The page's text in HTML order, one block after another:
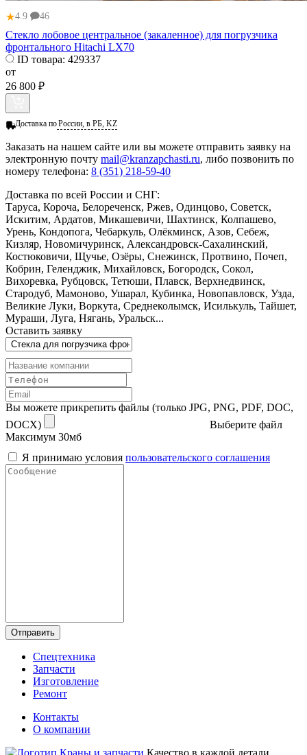
★4.9 46
Стекло лобовое центральное (закаленное) для погрузчика
фронтального Hitachi LX70
ID товара: 429337
от
26 800 ₽
Доставка поРоссии, в РБ, KZ
Заказать на нашем сайте или вы можете отправить заявку на
электронную почту mail@kranzapchasti.ru, либо позвонить по
номеру телефона: 8 (351) 218-59-40
Доставка по всей России и СНГ:
Таруса, Короча, Белореченск, Ржев, Одинцово, Советск,
Искитим, Ардатов, Микашевичи, Шахтинск, Колпашево,
Урень, Кондопога, Чебаркуль, Олёкминск, Азов, Себеж,
Кизляр, Новомичуринск, Александровск-Сахалинский,
Костюковичи, Щучье, Озёры, Снежинск, Протвино, Почеп,
Кобрин, Геленджик, Михайловск, Богородск, Сокол,
Вихоревка, Рубцовск, Тетюши, Плавск, Верхнедвинск,
Стародуб, Мамоново, Ушарал, Кубинка, Новопавловск, Узда,
Великие Луки, Воркута, Среднеколымск, Исилькуль, Тайшет,
Мураши, Луга, Нягань, Уральск...
Оставить заявку
Вы можете прикрепить файлы (только JPG, PNG, PDF, DOC,
DOCX)
Выберите файл
Максимум 30мб
Я принимаю условия пользовательского соглашения
Отправить
Спецтехника
Запчасти
Изготовление
Ремонт
Контакты
О компании
Качество в каждой детали